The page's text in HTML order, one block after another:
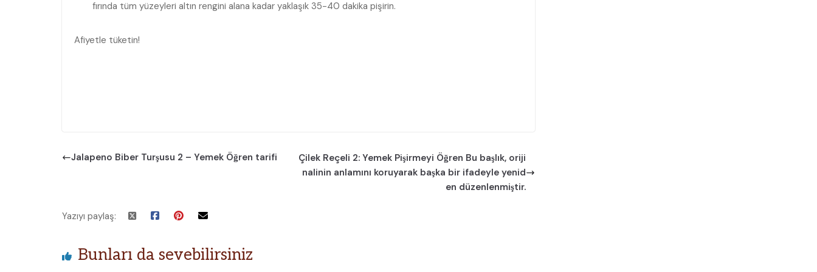
fırında tüm yüzeyleri altın rengini alana kadar yaklaşık 35-40 dakika pişirin.
Afiyetle tüketin!
Jalapeno Biber Turşusu 2 – Yemek Öğren tarifi
Çilek Reçeli 2: Yemek Pişirmeyi Öğren Bu başlık, oriji
nalinin anlamını koruyarak başka bir ifadeyle yenid
en düzenlenmiştir.
Yazıyı paylaş:
Bunları da sevebilirsiniz